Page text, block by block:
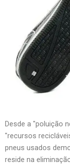
Desde a "poluição
"recursos
pneus usados
reside na